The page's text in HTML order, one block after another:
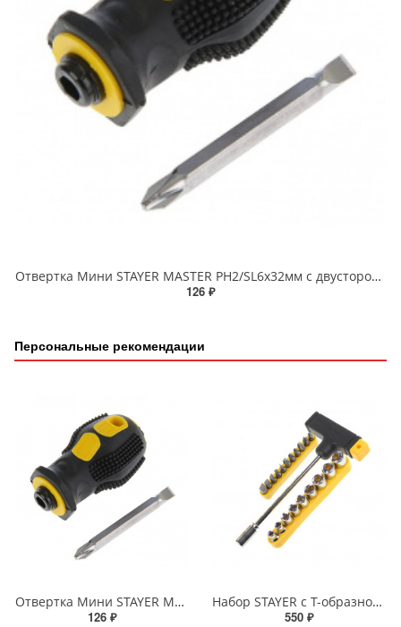
Отвертка Мини STAYER MASTER PH2/SL6х32мм с двусторонним стержнем
126 ₽
Персональные рекомендации
Отвертка Мини STAYER MASTER PH2/SL6х32мм с двусторонним стержнем
126 ₽
Набор STAYER с Т-образной ручкой в наборе с насадками 21 предмет
550 ₽